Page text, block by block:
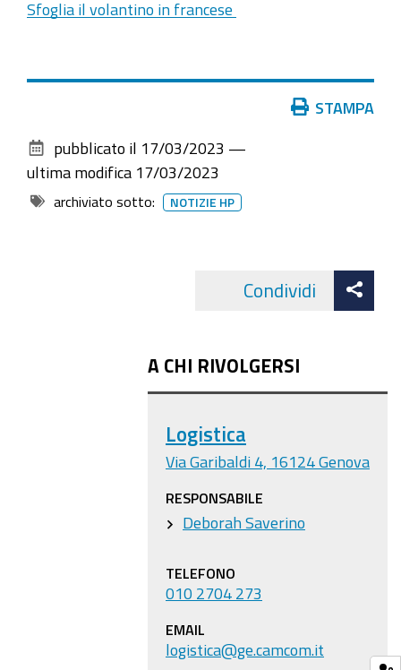
Sfoglia il volantino in francese
documento
STAMPA
pubblicato il 17/03/2023 —
ultima modifica 17/03/2023
archiviato sotto: NOTIZIE HP
Condividi
A CHI RIVOLGERSI
Logistica
Via Garibaldi 4, 16124 Genova
RESPONSABILE
Deborah Saverino
TELEFONO
010 2704 273
EMAIL
logistica@ge.camcom.it